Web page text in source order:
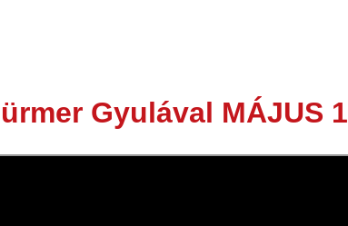
Gyulával MÁJUS 1